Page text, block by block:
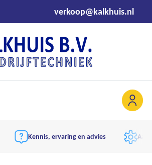
verkoop@kalkhuis.nl
Kennis, ervaring en advies